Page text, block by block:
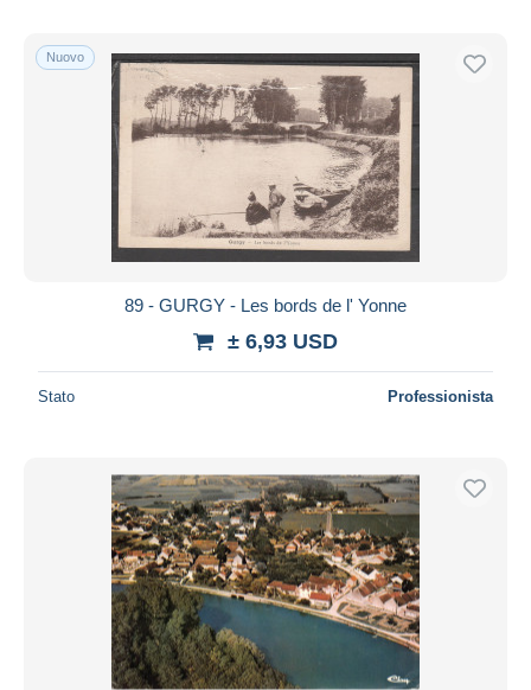
Nuovo
89 - GURGY - Les bords de l' Yonne
± 6,93 USD
Stato Professionista